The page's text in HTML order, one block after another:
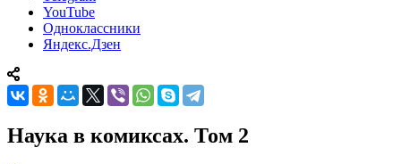
YouTube
Одноклассники
Яндекс.Дзен
Наука в комиксах. Том 2